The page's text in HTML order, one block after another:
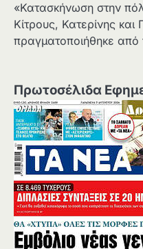
«Κατασκήνωση στην
Κίτρους, Κατερίνης
πραγματοποιήθηκε από
Πρωτοσέλιδα